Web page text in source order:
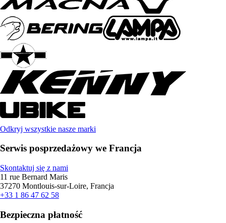
Odkryj wszystkie nasze marki
Serwis posprzedażowy we Francja
Skontaktuj się z nami
11 rue Bernard Maris
37270 Montlouis-sur-Loire, Francja
+33 1 86 47 62 58
Bezpieczna płatność